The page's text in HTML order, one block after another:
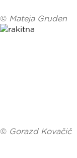
© Mateja Gruden
© Gorazd Kovačič